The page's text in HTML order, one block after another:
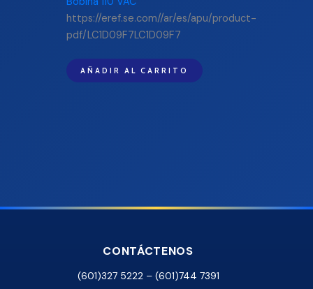
https://eref.se.com//ar/es/apu/product-
pdf/LC1D09F7LC1D09F7
AÑADIR AL CARRITO
CONTÁCTENOS
(601)327 5222 – (601)744 7391